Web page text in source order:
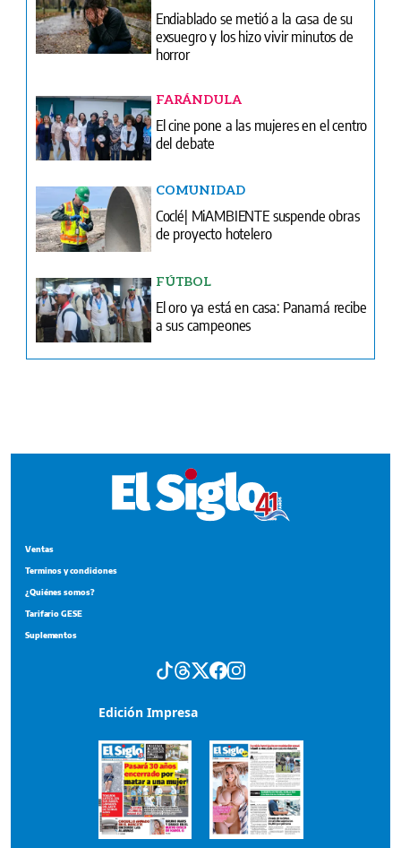
FARÁNDULA
El cine pone a las mujeres en el centro
del debate
COMUNIDAD
Coclé| MiAMBIENTE suspende obras
de proyecto hotelero
FÚTBOL
El oro ya está en casa: Panamá recibe
a sus campeones
Suplementos
Portada del impreso del 7 de agosto de 2026